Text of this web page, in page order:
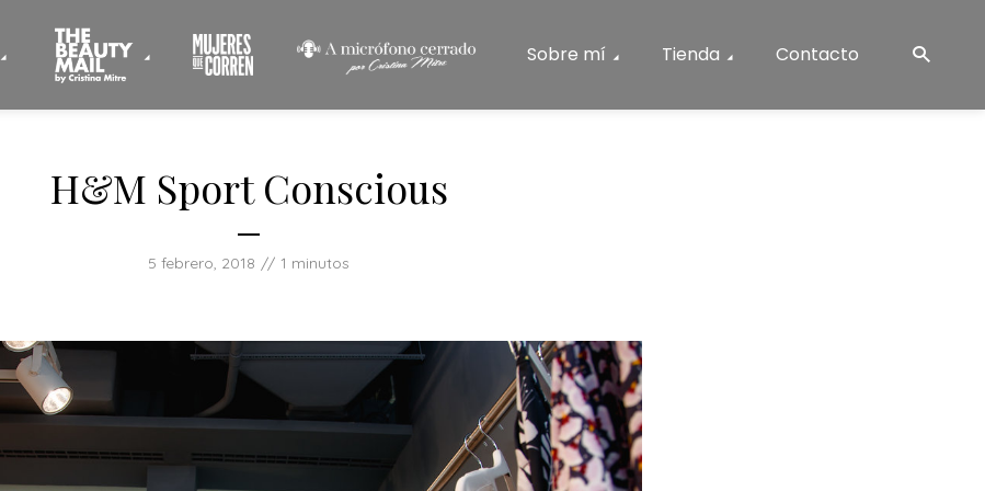
Sobre mí Tienda Contacto
H&M Sport Conscious
5 febrero, 2018 1 minutos